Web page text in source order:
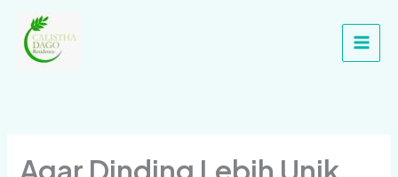
content
Agar Dinding Lebih Unik